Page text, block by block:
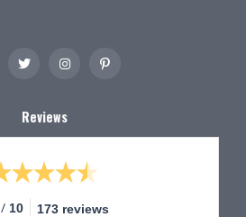
Reviews
/ 10 173 reviews